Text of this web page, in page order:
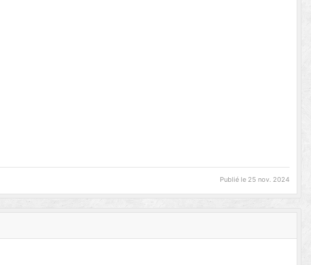
Publié le 25 nov. 2024